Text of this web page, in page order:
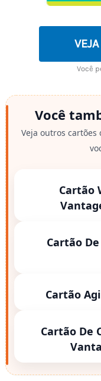
Você
Você
Veja outros
Cartão
Cartão
Cartão
Cartão De